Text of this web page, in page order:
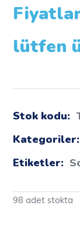
lütfen
Stok kodu:
Kategoriler:
Etiketler:
98 adet stokta